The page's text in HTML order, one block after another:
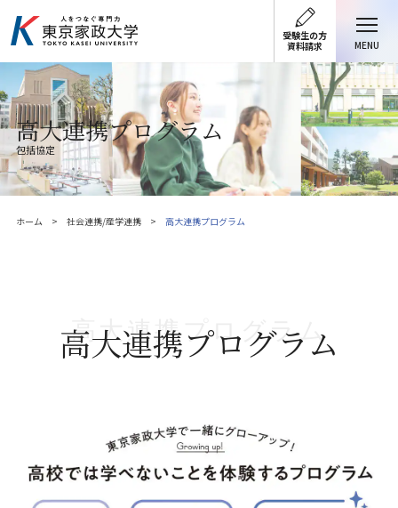
受験生の方
資料請求
MENU
高大連携プログラム
包括協定
ホーム 社会連携/産学連携 高大連携プログラム
高大連携プログラム
高大連携プログラム